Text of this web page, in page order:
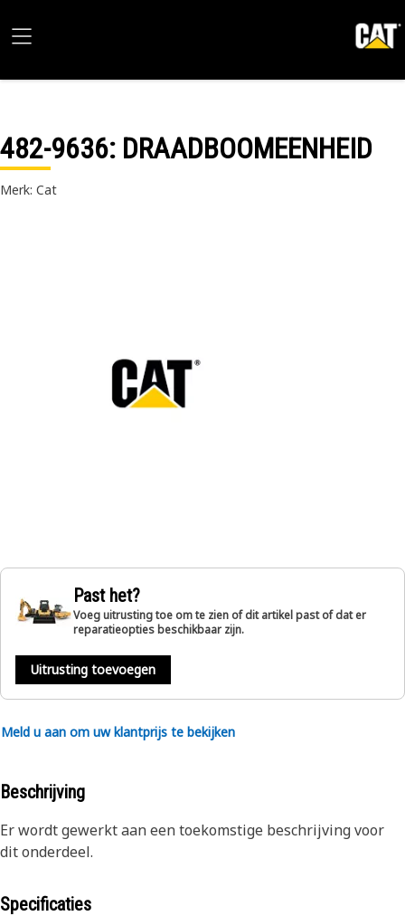
482-9636: DRAADBOOMEENHEID
Merk: Cat
Past het?
Voeg uitrusting toe om te zien of dit artikel past of dat er
reparatieopties beschikbaar zijn.
Uitrusting toevoegen
Meld u aan om uw klantprijs te bekijken
Beschrijving
Er wordt gewerkt aan een toekomstige beschrijving voor
dit onderdeel.
Specificaties